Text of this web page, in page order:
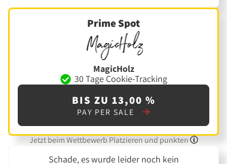
Prime Spot
MagicHolz
30 Tage Cookie-Tracking
BIS ZU 13,00 %
PAY PER SALE
Jetzt beim Wettbewerb Platzieren und punkten
Schade, es wurde leider noch kein